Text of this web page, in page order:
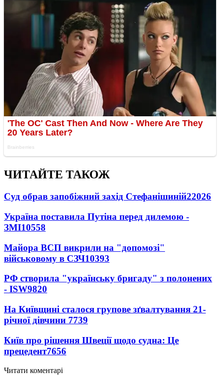
ЧИТАЙТЕ ТАКОЖ
Суд обрав запобіжний захід Стефанішиній22026
Україна поставила Путіна перед дилемою -
ЗМІ10558
Майора ВСП викрили на "допомозі"
військовому в СЗЧ10393
РФ створила "українську бригаду" з полонених
- ISW9820
На Київщині сталося групове зґвалтування 21-
річної дівчини 7739
Київ про рішення Швеції щодо судна: Це
прецедент7656
Читати коментарі